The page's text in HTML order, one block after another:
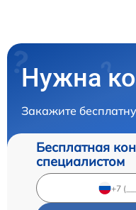
Нужна
Закажите
Бесплатная
специалистом